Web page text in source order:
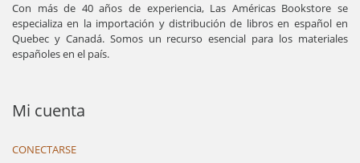
Con más de 40 años de experiencia, Las Américas Bookstore se
especializa en la importación y distribución de libros en español en
Quebec y Canadá. Somos un recurso esencial para los materiales
españoles en el país.
Mi cuenta
CONECTARSE